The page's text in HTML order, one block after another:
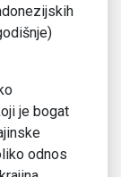
je bogat
odnos